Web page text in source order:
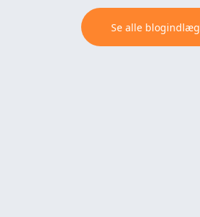
Se alle blogindlæg
tidligere økonomis...
Læs mere